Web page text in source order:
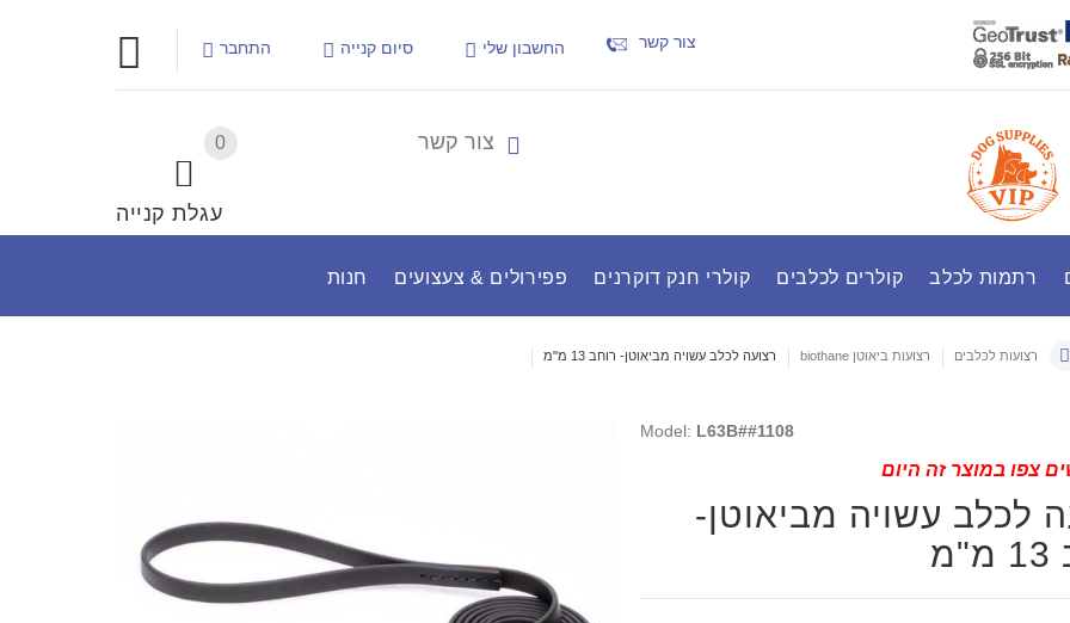
צור קשר החשבון שלי סיום קנייה התחבר
0
עגלת קנייה
צור קשר
חנות פפירולים & צעצועים קולרי חנק דוקרנים קולרים לכלבים רתמות לכלב
רצועות לכלבים רצועות ביאוטן biothane רצועה לכלב עשויה מביאוטן- רוחב 13 מ"מ
Model: L63B##1108
צפו במוצר זה היום
לכלב עשויה מביאוטן-